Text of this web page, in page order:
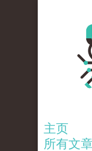
主页
所有文章